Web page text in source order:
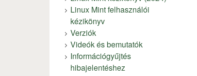
Linux Mint felhasználói
kézikönyv
Verziók
Videók és bemutatók
Információgyűjtés
hibajelentéshez